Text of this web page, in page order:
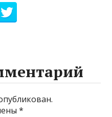
*